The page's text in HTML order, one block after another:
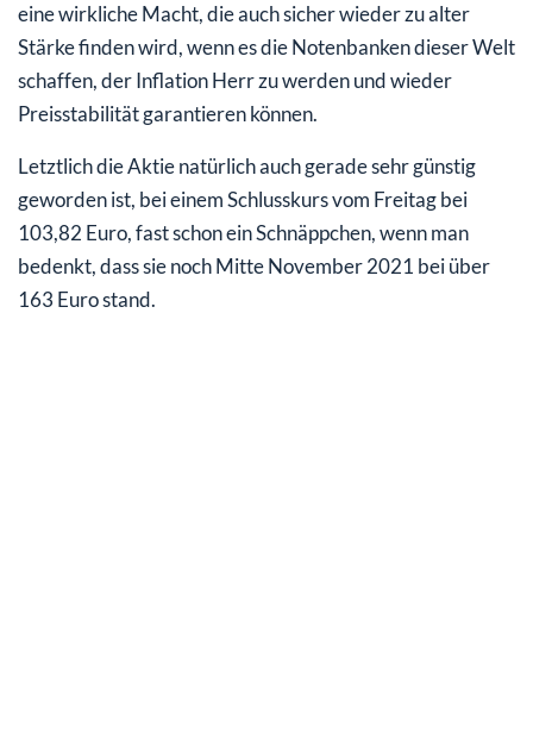
eine wirkliche Macht, die auch sicher wieder zu alter
Stärke finden wird, wenn es die Notenbanken dieser Welt
schaffen, der Inflation Herr zu werden und wieder
Preisstabilität garantieren können.
Letztlich die Aktie natürlich auch gerade sehr günstig
geworden ist, bei einem Schlusskurs vom Freitag bei
103,82 Euro, fast schon ein Schnäppchen, wenn man
bedenkt, dass sie noch Mitte November 2021 bei über
163 Euro stand.